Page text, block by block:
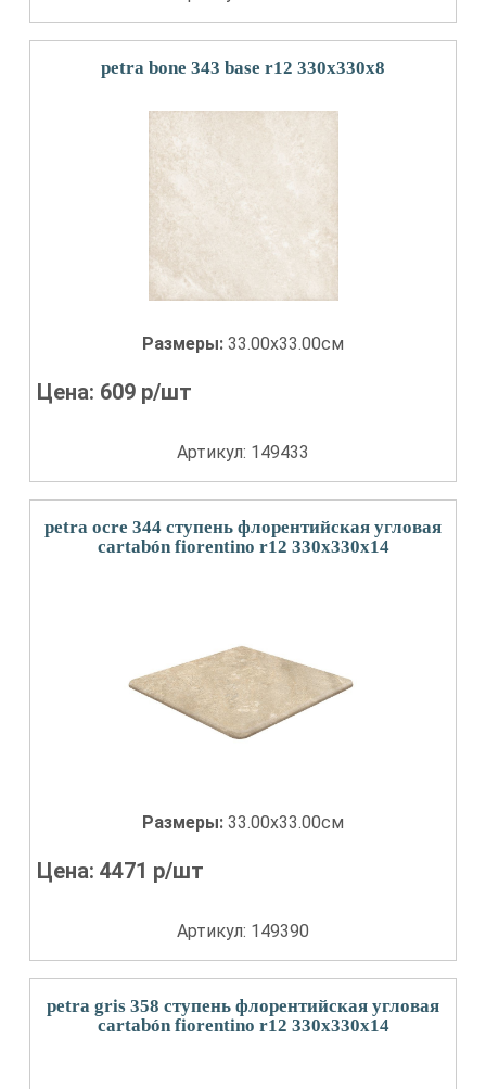
petra bone 343 base r12 330x330x8
Размеры: 33.00x33.00см
Цена: 609 р/шт
Артикул: 149433
petra ocre 344 ступень флорентийская угловая
cartabón fiorentino r12 330x330x14
Размеры: 33.00x33.00см
Цена:4471 р/шт
Артикул: 149390
petra gris 358 ступень флорентийская угловая
cartabón fiorentino r12 330x330x14